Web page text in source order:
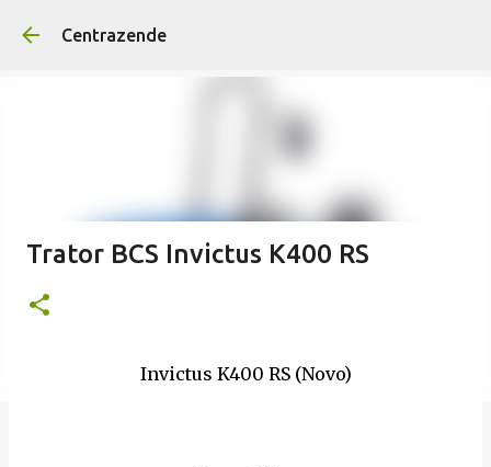
Centrazende
Trator BCS Invictus K400 RS
Invictus K400 RS (Novo)